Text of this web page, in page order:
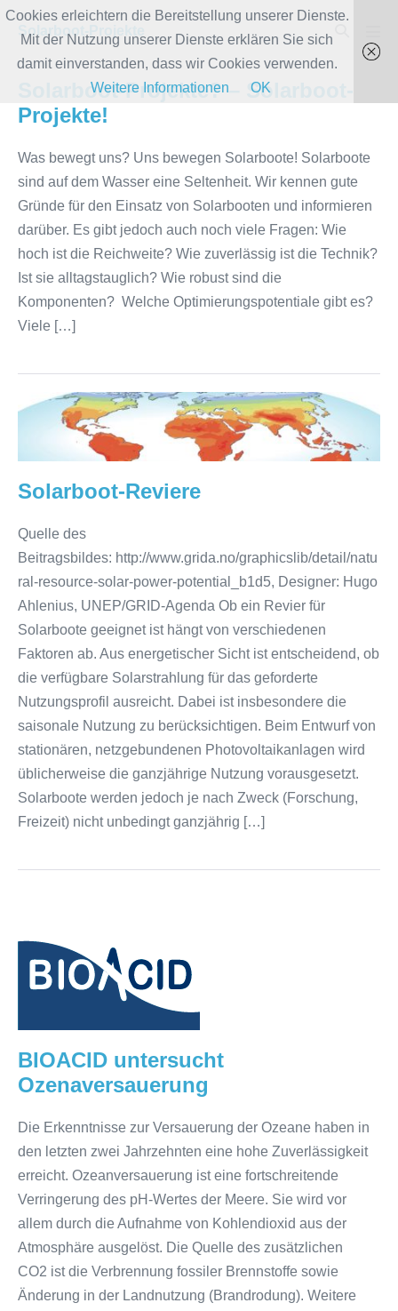
Zum
Inhalt
springen
Solarboot-Projekte
Schalter
Solarboot-Projekte? – Solarboot-
Projekte!
Was bewegt uns? Uns bewegen Solarboote! Solarboote
sind auf dem Wasser eine Seltenheit. Wir kennen gute
Gründe für den Einsatz von Solarbooten und informieren
darüber. Es gibt jedoch auch noch viele Fragen: Wie
hoch ist die Reichweite? Wie zuverlässig ist die Technik?
Ist sie alltagstauglich? Wie robust sind die
Komponenten? Welche Optimierungspotentiale gibt es?
Viele […]
Solarboot-
Reviere
Solarboot-Reviere
Quelle des
Beitragsbildes: http://www.grida.no/graphicslib/detail/natu
ral-resource-solar-power-potential_b1d5, Designer: Hugo
Ahlenius, UNEP/GRID-Agenda Ob ein Revier für
Solarboote geeignet ist hängt von verschiedenen
Faktoren ab. Aus energetischer Sicht ist entscheidend, ob
die verfügbare Solarstrahlung für das geforderte
Nutzungsprofil ausreicht. Dabei ist insbesondere die
saisonale Nutzung zu berücksichtigen. Beim Entwurf von
stationären, netzgebundenen Photovoltaikanlagen wird
üblicherweise die ganzjährige Nutzung vorausgesetzt.
Solarboote werden jedoch je nach Zweck (Forschung,
Freizeit) nicht unbedingt ganzjährig […]
Ozenaversauerung
BIOACID untersucht
Ozenaversauerung
Die Erkenntnisse zur Versauerung der Ozeane haben in
den letzten zwei Jahrzehnten eine hohe Zuverlässigkeit
erreicht. Ozeanversauerung ist eine fortschreitende
Verringerung des pH-Wertes der Meere. Sie wird vor
allem durch die Aufnahme von Kohlendioxid aus der
Atmosphäre ausgelöst. Die Quelle des zusätzlichen
CO2 ist die Verbrennung fossiler Brennstoffe sowie
Änderung in der Landnutzung (Brandrodung). Weitere
Cookies erleichtern die Bereitstellung unserer Dienste.
Mit der Nutzung unserer Dienste erklären Sie sich
damit einverstanden, dass wir Cookies verwenden.
Weitere Informationen
OK